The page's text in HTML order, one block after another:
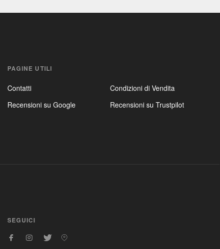
PAGINE UTILI
Contatti
Condizioni di Vendita
Recensioni su Google
Recensioni su Trustpilot
SEGUICI